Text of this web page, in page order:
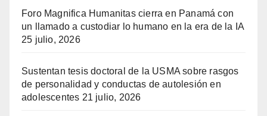
Foro Magnifica Humanitas cierra en Panamá con
un llamado a custodiar lo humano en la era de la IA
25 julio, 2026
Sustentan tesis doctoral de la USMA sobre rasgos
de personalidad y conductas de autolesión en
adolescentes 21 julio, 2026